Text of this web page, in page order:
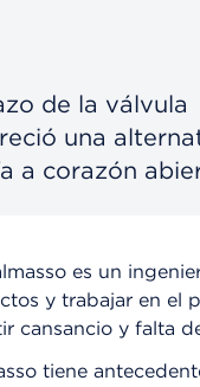
de la válvula
una
a corazón
es un
y trabajar en el
cansancio y falta
tiene